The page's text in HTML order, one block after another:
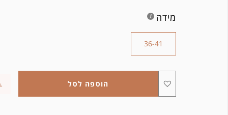
מידה
36-41
הוספה לסל